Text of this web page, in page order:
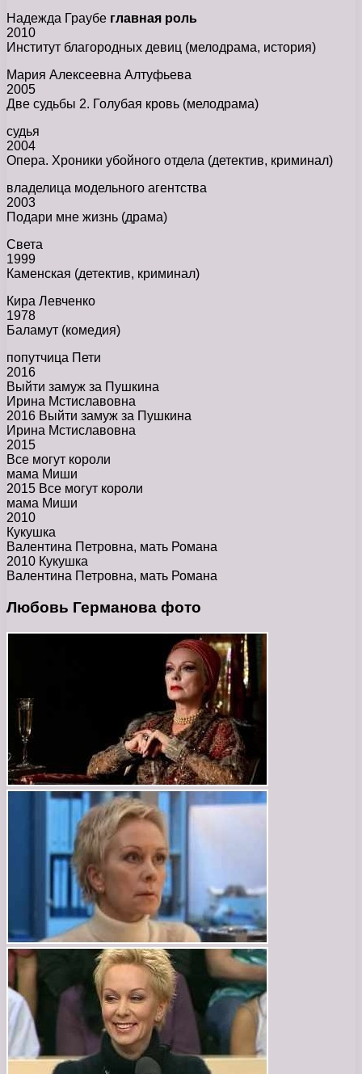
Надежда Граубе главная роль
2010
Институт благородных девиц (мелодрама, история)
Мария Алексеевна Алтуфьева
2005
Две судьбы 2. Голубая кровь (мелодрама)
судья
2004
Опера. Хроники убойного отдела (детектив, криминал)
владелица модельного агентства
2003
Подари мне жизнь (драма)
Света
1999
Каменская (детектив, криминал)
Кира Левченко
1978
Баламут (комедия)
попутчица Пети
2016
Выйти замуж за Пушкина
Ирина Мстиславовна
2016 Выйти замуж за Пушкина
Ирина Мстиславовна
2015
Все могут короли
мама Миши
2015 Все могут короли
мама Миши
2010
Кукушка
Валентина Петровна, мать Романа
2010 Кукушка
Валентина Петровна, мать Романа
Любовь Германова фото